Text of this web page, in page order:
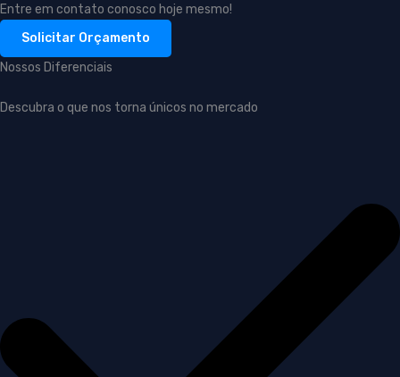
Entre em contato conosco hoje mesmo!
Solicitar Orçamento
Nossos Diferenciais
Descubra o que nos torna únicos no mercado